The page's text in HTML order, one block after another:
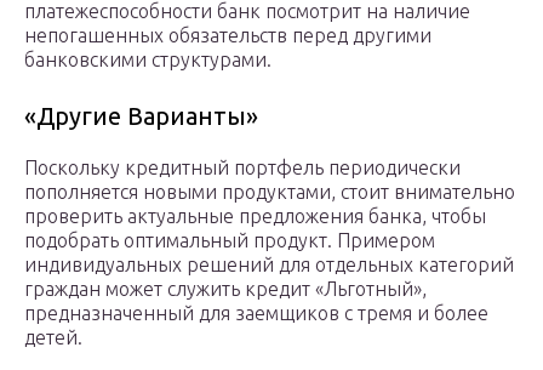
платежеспособности банк посмотрит на наличие
непогашенных обязательств перед другими
банковскими структурами.
«Другие Варианты»
Поскольку кредитный портфель периодически
пополняется новыми продуктами, стоит внимательно
проверить актуальные предложения банка, чтобы
подобрать оптимальный продукт. Примером
индивидуальных решений для отдельных категорий
граждан может служить кредит «Льготный»,
предназначенный для заемщиков с тремя и более
детей.